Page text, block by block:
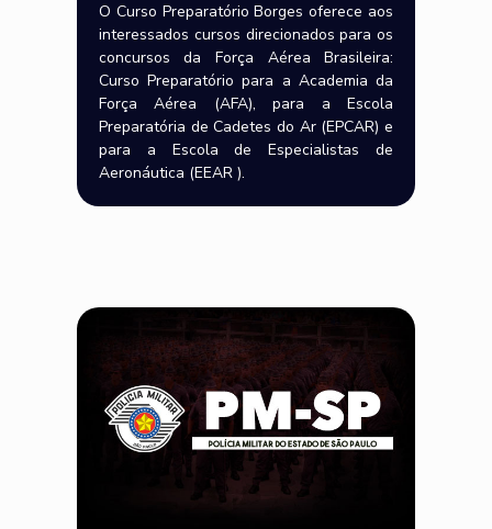
O Curso Preparatório Borges oferece aos
interessados cursos direcionados para os
concursos da Força Aérea Brasileira:
Curso Preparatório para a Academia da
Força Aérea (AFA), para a Escola
Preparatória de Cadetes do Ar (EPCAR) e
para a Escola de Especialistas de
Aeronáutica (EEAR ).